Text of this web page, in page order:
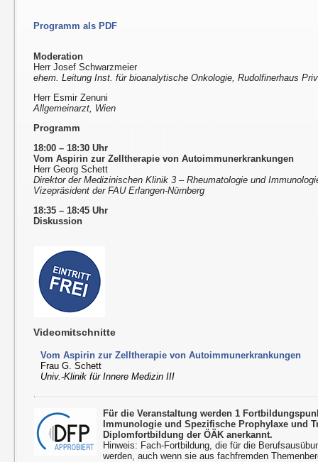
Programm als PDF
Moderation
Herr Josef Schwarzmeier
ehem. Leitung Inst. für bioanalytische Onkologie, Rudolfinerhaus
Herr Esmir Zenuni
Allgemeinarzt, Wien
Programm
18:00 – 18:30 Uhr
Vom Aspirin zur Zelltherapie von Autoimmunerkrankungen
Herr Georg Schett
Direktor der Medizinischen Klinik 3 – Rheumatologie und
Vizepräsident der FAU Erlangen-Nürnberg
18:35 – 18:45 Uhr
Diskussion
Videomitschnitte
Vom Aspirin zur Zelltherapie von Autoimmunerkrankungen
Frau G. Schett
Univ.-Klinik für Innere Medizin III
Für die Veranstaltung werden 1
Immunologie und Spezifische Prophylaxe und
Diplomfortbildung der ÖÄK anerkannt.
Hinweis: Fach-Fortbildung, die für die
werden, auch wenn sie aus fachfremden